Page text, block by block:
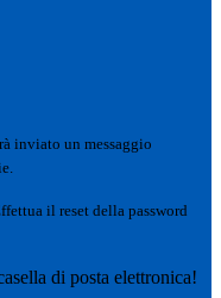
inviato un messaggio
il reset della password
di posta elettronica!